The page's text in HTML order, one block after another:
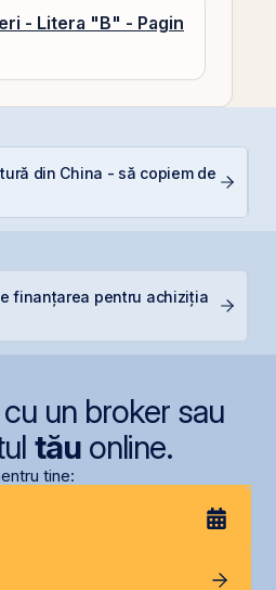
- Litera "B" - Pagin
din China - să copiem de
finanțarea pentru achiziția
un broker sau
tăuonline.
tine: